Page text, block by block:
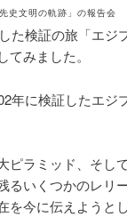
史文明の軌跡」の報告会
た検証の旅「エ
みました。
年に検証したエ
ピラミッド、そ
るいくつかのレリ
を今に伝えようと